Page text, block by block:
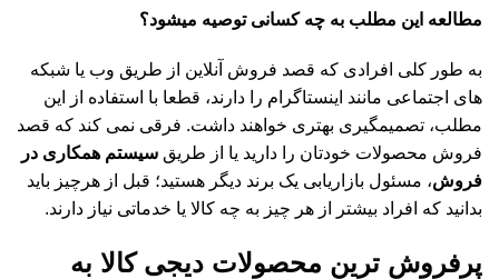
مطالعه این مطلب به چه کسانی توصیه میشود؟
به طور کلی افرادی که قصد فروش آنلاین از طریق وب یا شبکه
های اجتماعی مانند اینستاگرام را دارند، قطعا با استفاده از این
مطلب، تصمیمگیری بهتری خواهند داشت. فرقی نمی کند که قصد
فروش محصولات خودتان را دارید یا از طریق سیستم همکاری در
فروش، مسئول بازاریابی یک برند دیگر هستید؛ قبل از هرچیز باید
بدانید که افراد بیشتر از هر چیز به چه کالا یا خدماتی نیاز دارند.
پرفروش ترین محصولات دیجی کالا به